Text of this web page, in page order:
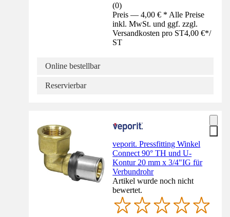
(0)
Preis — 4,00 € * Alle Preise
inkl. MwSt. und ggf. zzgl.
Versandkosten pro ST4,00 €*/
ST
Online bestellbar
Reservierbar
veporit. Pressfitting Winkel
Connect 90° TH und U-
Kontur 20 mm x 3/4"IG für
Verbundrohr
Artikel wurde noch nicht
bewertet.